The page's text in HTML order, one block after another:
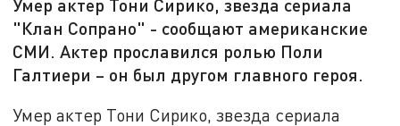
Умер актер Тони Сирико, звезда сериала
"Клан Сопрано" - сообщают американские
СМИ. Актер прославился ролью Поли
Галтиери – он был другом главного героя.
Умер актер Тони Сирико, звезда сериала